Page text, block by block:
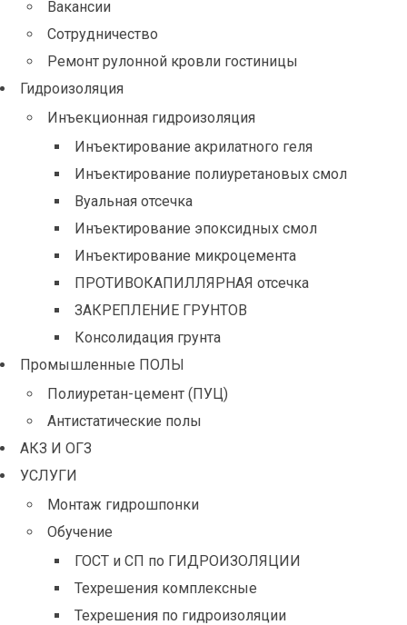
Вакансии
Сотрудничество
Ремонт рулонной кровли гостиницы
Гидроизоляция
Инъекционная гидроизоляция
Инъектирование акрилатного геля
Инъектирование полиуретановых смол
Вуальная отсечка
Инъектирование эпоксидных смол
Инъектирование микроцемента
ПРОТИВОКАПИЛЛЯРНАЯ отсечка
ЗАКРЕПЛЕНИЕ ГРУНТОВ
Консолидация грунта
Промышленные ПОЛЫ
Полиуретан-цемент (ПУЦ)
Антистатические полы
АКЗ И ОГЗ
УСЛУГИ
Монтаж гидрошпонки
Обучение
ГОСТ и СП по ГИДРОИЗОЛЯЦИИ
Техрешения комплексные
Техрешения по гидроизоляции